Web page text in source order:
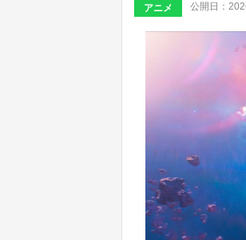
アニメ 公開日：